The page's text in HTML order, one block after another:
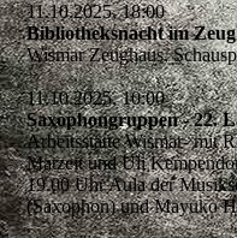
11.10.2025, 18:00
Bibliotheksnacht im
Wismar Zeughaus,
11.10.2025, 10:00
Saxophongruppen - 22.
Arbeitsstätte Wismar- mit
Matzeit und Uli
19.00 Uhr Aula der
(Saxophon) und Mayuko